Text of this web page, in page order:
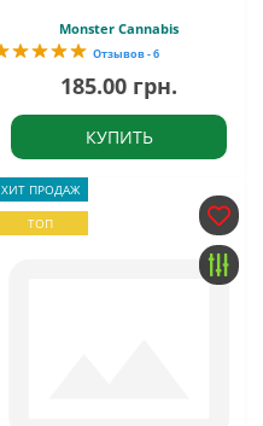
Monster Cannabis
Отзывов - 6
185.00 грн.
КУПИТЬ
ХИТ ПРОДАЖ
ТОП